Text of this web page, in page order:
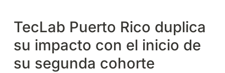
Ponce
TecLab Puerto Rico duplica
su impacto con el inicio de
su segunda cohorte